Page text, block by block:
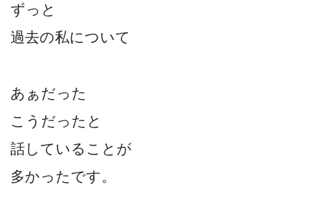
ずっと
過去の私について
あぁだった
こうだったと
話していることが
多かったです。